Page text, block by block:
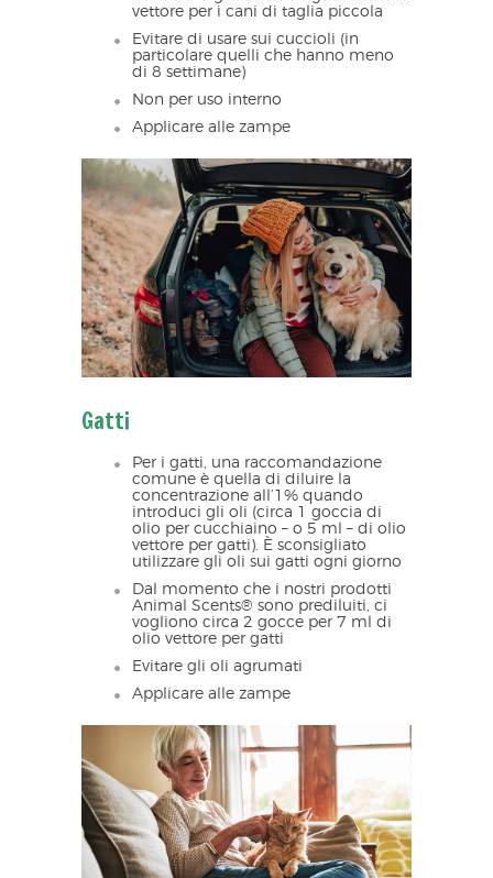
vettore per i cani di taglia piccola
Evitare di usare sui cuccioli (in
particolare quelli che hanno meno
di 8 settimane)
Non per uso interno
Applicare alle zampe
Gatti
Per i gatti, una raccomandazione
comune è quella di diluire la
concentrazione all’1% quando
introduci gli oli (circa 1 goccia di
olio per cucchiaino – o 5 ml – di olio
vettore per gatti). È sconsigliato
utilizzare gli oli sui gatti ogni giorno
Dal momento che i nostri prodotti
Animal Scents® sono prediluiti, ci
vogliono circa 2 gocce per 7 ml di
olio vettore per gatti
Evitare gli oli agrumati
Applicare alle zampe